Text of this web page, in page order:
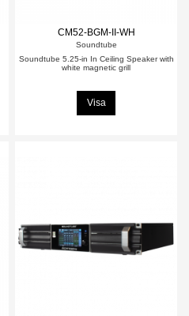
CM52-BGM-II-WH
Soundtube
Soundtube 5.25-in In Ceiling Speaker with
white magnetic grill
Visa